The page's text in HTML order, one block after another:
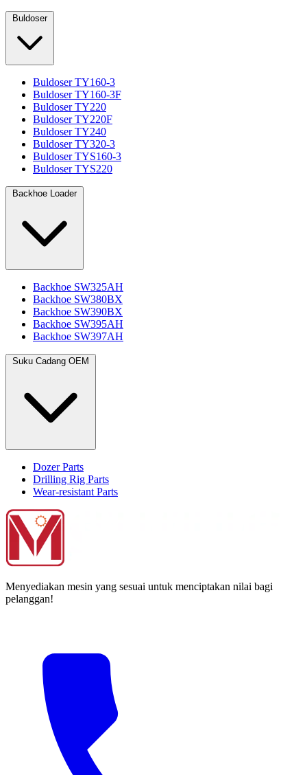
Buldoser
Buldoser TY160-3
Buldoser TY160-3F
Buldoser TY220
Buldoser TY220F
Buldoser TY240
Buldoser TY320-3
Buldoser TYS160-3
Buldoser TYS220
Backhoe Loader
Backhoe SW325AH
Backhoe SW380BX
Backhoe SW390BX
Backhoe SW395AH
Backhoe SW397AH
Suku Cadang OEM
Dozer Parts
Drilling Rig Parts
Wear-resistant Parts
Menyediakan mesin yang sesuai untuk menciptakan nilai bagi
pelanggan!